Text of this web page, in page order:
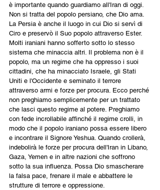
è importante quando guardiamo all'Iran di oggi.
Non si tratta del popolo persiano, che Dio ama.
La Persia è anche il luogo in cui Dio si servì di
Ciro e preservò il Suo popolo attraverso Ester.
Molti iraniani hanno sofferto sotto lo stesso
sistema che minaccia altri. Il problema non è il
popolo, ma un regime che ha oppresso i suoi
cittadini, che ha minacciato Israele, gli Stati
Uniti e l'Occidente e seminato il terrore
attraverso armi e forze per procura. Ecco perché
non preghiamo semplicemente per un trattato
che lasci questo regime al potere. Preghiamo
con fede incrollabile affinché il regime crolli, in
modo che il popolo iraniano possa essere libero
e incontrare il Signore Yeshua. Quando crollerà,
indebolirà le forze per procura dell'Iran in Libano,
Gaza, Yemen e in altre nazioni che soffrono
sotto la sua influenza. Possa Dio smascherare
la falsa pace, frenare il male e abbattere le
strutture di terrore e oppressione.